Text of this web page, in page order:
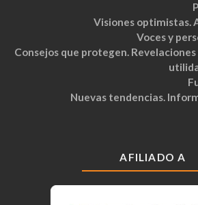
Visiones optimistas.
Voces y
Consejos que protegen.
Nuevas tendencias.
AFILIADO A